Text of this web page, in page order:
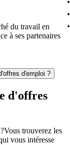
du travail en
à ses partenaires
d'emploi ?
d'offres
Vous trouverez les
vous intéresse